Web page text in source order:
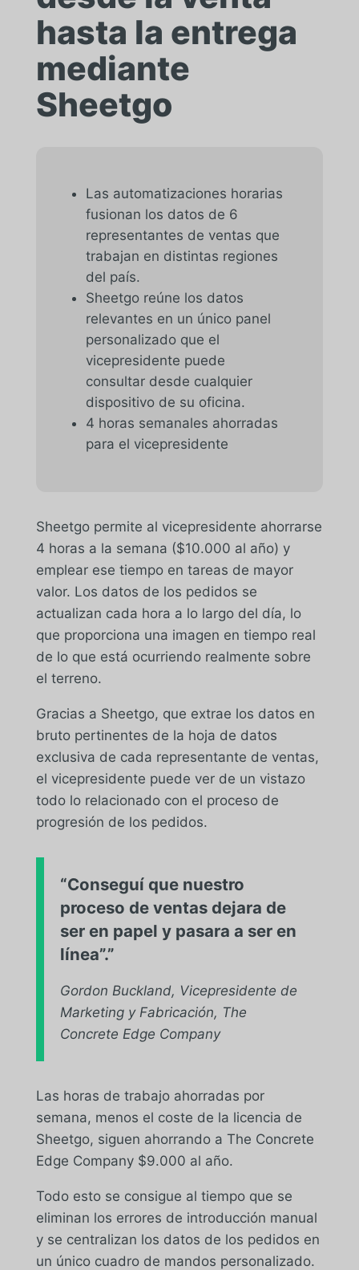
hasta la entrega
mediante
Sheetgo
Las automatizaciones horarias
fusionan los datos de 6
representantes de ventas que
trabajan en distintas regiones
del país.
Sheetgo reúne los datos
relevantes en un único panel
personalizado que el
vicepresidente puede
consultar desde cualquier
dispositivo de su oficina.
4 horas semanales ahorradas
para el vicepresidente
Sheetgo permite al vicepresidente ahorrarse
4 horas a la semana ($10.000 al año) y
emplear ese tiempo en tareas de mayor
valor. Los datos de los pedidos se
actualizan cada hora a lo largo del día, lo
que proporciona una imagen en tiempo real
de lo que está ocurriendo realmente sobre
el terreno.
Gracias a Sheetgo, que extrae los datos en
bruto pertinentes de la hoja de datos
exclusiva de cada representante de ventas,
el vicepresidente puede ver de un vistazo
todo lo relacionado con el proceso de
progresión de los pedidos.
“Conseguí que nuestro
proceso de ventas dejara de
ser en papel y pasara a ser en
línea”.”
Gordon Buckland, Vicepresidente de
Marketing y Fabricación, The
Concrete Edge Company
Las horas de trabajo ahorradas por
semana, menos el coste de la licencia de
Sheetgo, siguen ahorrando a The Concrete
Edge Company $9.000 al año.
Todo esto se consigue al tiempo que se
eliminan los errores de introducción manual
y se centralizan los datos de los pedidos en
un único cuadro de mandos personalizado.